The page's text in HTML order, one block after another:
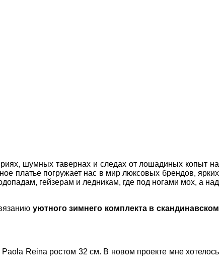
шумных тавернах и следах от лошадиных копыт на
платье погружает нас в мир люксовых брендов, ярких
гейзерам и ледникам, где под ногами мох, а над
уютного зимнего комплекта в скандинавском
Reina ростом 32 см. В новом проекте мне хотелось